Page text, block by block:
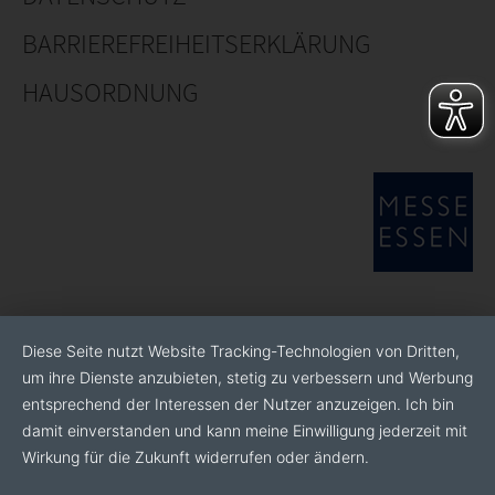
BARRIEREFREIHEITSERKLÄRUNG
HAUSORDNUNG
Diese Seite nutzt Website Tracking-Technologien von Dritten,
um ihre Dienste anzubieten, stetig zu verbessern und Werbung
entsprechend der Interessen der Nutzer anzuzeigen. Ich bin
damit einverstanden und kann meine Einwilligung jederzeit mit
Wirkung für die Zukunft widerrufen oder ändern.